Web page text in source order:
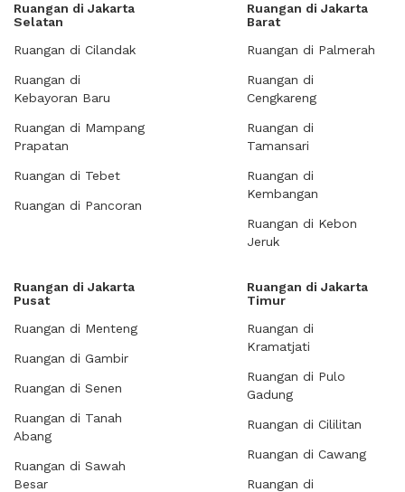
Ruangan di Jakarta
Selatan
Ruangan di Cilandak
Ruangan di
Kebayoran Baru
Ruangan di Mampang
Prapatan
Ruangan di Tebet
Ruangan di Pancoran
Ruangan di Jakarta
Barat
Ruangan di Palmerah
Ruangan di
Cengkareng
Ruangan di
Tamansari
Ruangan di
Kembangan
Ruangan di Kebon
Jeruk
Ruangan di Jakarta
Pusat
Ruangan di Menteng
Ruangan di Gambir
Ruangan di Senen
Ruangan di Tanah
Abang
Ruangan di Sawah
Besar
Ruangan di Jakarta
Timur
Ruangan di
Kramatjati
Ruangan di Pulo
Gadung
Ruangan di Cililitan
Ruangan di Cawang
Ruangan di